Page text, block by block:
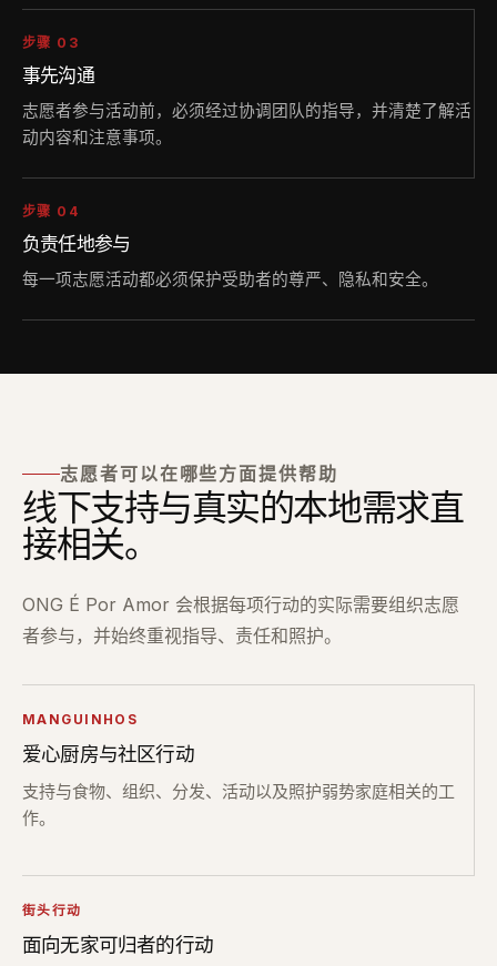
步骤 03
事先沟通
志愿者参与活动前，必须经过协调团队的指导，并清楚了解活
动内容和注意事项。
步骤 04
负责任地参与
每一项志愿活动都必须保护受助者的尊严、隐私和安全。
志愿者可以在哪些方面提供帮助
线下支持与真实的本地需求直
接相关。
ONG É Por Amor 会根据每项行动的实际需要组织志愿
者参与，并始终重视指导、责任和照护。
MANGUINHOS
爱心厨房与社区行动
支持与食物、组织、分发、活动以及照护弱势家庭相关的工
作。
街头行动
面向无家可归者的行动